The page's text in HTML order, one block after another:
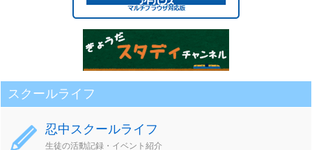
スクールライフ
忍中スクールライフ
生徒の活動記録・イベント紹介